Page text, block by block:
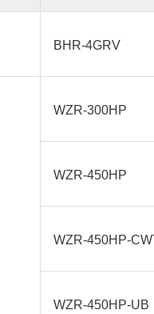
BHR-4GRV
WZR-300HP
WZR-450HP
WZR-450HP-
WZR-450HP-UB